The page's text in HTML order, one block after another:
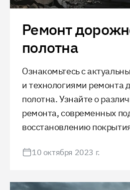
Ремонт
полотна
Ознакомьтесь с
и технологиями ремонта
полотна. Узнайте о
ремонта, современных
восстановлению
обеспечивает
10 октября 2023 г.